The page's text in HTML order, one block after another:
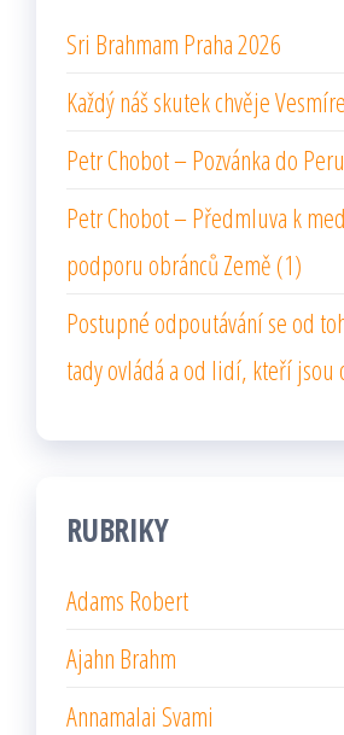
Sri Brahmam Praha 2026
Každý náš skutek chvěje
Petr Chobot – Pozvánka do Peru
Petr Chobot – Předmluva k
podporu obránců Země (1)
Postupné odpoutávání se od
tady ovládá a od lidí, kteří jsou
RUBRIKY
Adams Robert
Ajahn Brahm
Annamalai Svami